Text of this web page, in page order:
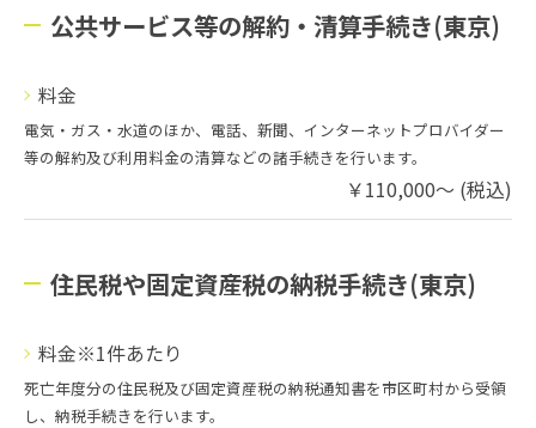
公共サービス等の解約・清算手続き(東京)
料金
電気・ガス・水道のほか、電話、新聞、インターネットプロバイダー
等の解約及び利用料金の清算などの諸手続きを行います。
￥110,000～ (税込)
住民税や固定資産税の納税手続き(東京)
料金※1件あたり
死亡年度分の住民税及び固定資産税の納税通知書を市区町村から受領
し、納税手続きを行います。